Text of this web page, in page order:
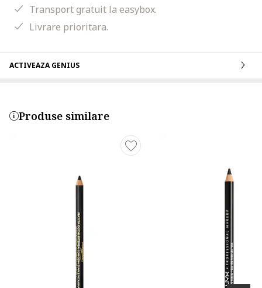
Transport gratuit la easybox.
Livrare prioritara.
ACTIVEAZA GENIUS
Produse similare